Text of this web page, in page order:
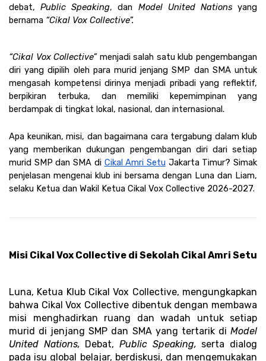
debat, Public Speaking, dan Model United Nations yang
bernama “Cikal Vox Collective”.
“Cikal Vox Collective” menjadi salah satu klub pengembangan
diri yang dipilih oleh para murid jenjang SMP dan SMA untuk
mengasah kompetensi dirinya menjadi pribadi yang reflektif,
berpikiran terbuka, dan memiliki kepemimpinan yang
berdampak di tingkat lokal, nasional, dan internasional.
Apa keunikan, misi, dan bagaimana cara tergabung dalam klub
yang memberikan dukungan pengembangan diri dari setiap
murid SMP dan SMA di Cikal Amri Setu Jakarta Timur? Simak
penjelasan mengenai klub ini bersama dengan Luna dan Liam,
selaku Ketua dan Wakil Ketua Cikal Vox Collective 2026-2027.
Misi Cikal Vox Collective di Sekolah Cikal Amri Setu
Luna, Ketua Klub Cikal Vox Collective, mengungkapkan
bahwa Cikal Vox Collective dibentuk dengan membawa
misi menghadirkan ruang dan wadah untuk setiap
murid di jenjang SMP dan SMA yang tertarik di Model
United Nations, Debat, Public Speaking, serta dialog
pada isu global belajar, berdiskusi, dan mengemukakan